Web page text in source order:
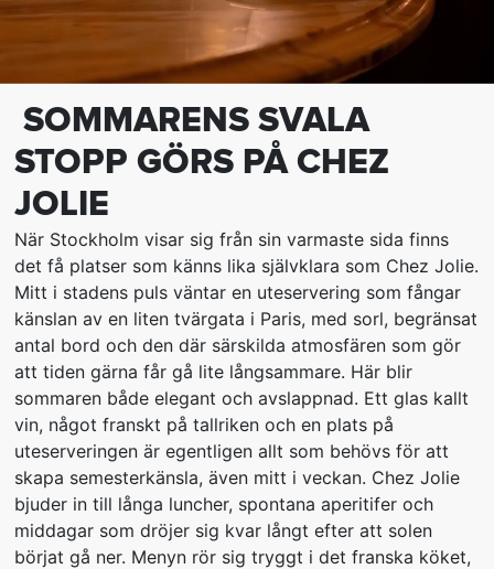
SOMMARENS SVALA
STOPP GÖRS PÅ CHEZ
JOLIE
När Stockholm visar sig från sin varmaste sida finns
det få platser som känns lika självklara som Chez Jolie.
Mitt i stadens puls väntar en uteservering som fångar
känslan av en liten tvärgata i Paris, med sorl, begränsat
antal bord och den där särskilda atmosfären som gör
att tiden gärna får gå lite långsammare. Här blir
sommaren både elegant och avslappnad. Ett glas kallt
vin, något franskt på tallriken och en plats på
uteserveringen är egentligen allt som behövs för att
skapa semesterkänsla, även mitt i veckan. Chez Jolie
bjuder in till långa luncher, spontana aperitifer och
middagar som dröjer sig kvar långt efter att solen
börjat gå ner. Menyn rör sig tryggt i det franska köket,